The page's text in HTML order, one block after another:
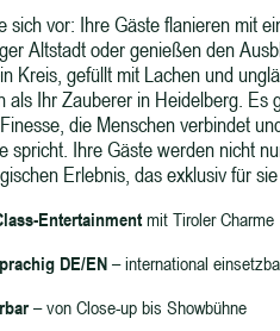
sich vor: Ihre Gäste flanieren mit
Altstadt oder genießen den
Kreis, gefüllt mit Lachen und
als Ihr Zauberer in Heidelberg. Es
die Menschen verbindet
spricht. Ihre Gäste werden nicht
Erlebnis, das exklusiv für
Entertainmentmit Tiroler Charme
DE/EN– international
– von Close-up bis Showbühne